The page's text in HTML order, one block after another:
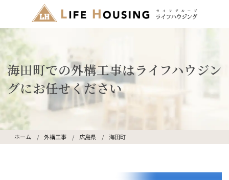
海田町での外構工事はライフハウジン
グにお任せください
ホーム 外構工事 広島県 海田町